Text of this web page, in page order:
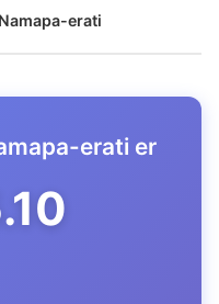
Namapa-erati
erati er